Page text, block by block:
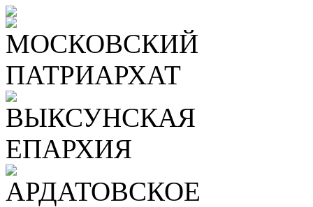
МОСКОВСКИЙ
ПАТРИАРХАТ
ВЫКСУНСКАЯ
ЕПАРХИЯ
АРДАТОВСКОЕ